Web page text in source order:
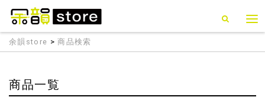
余韻store >商品検索
商品一覧